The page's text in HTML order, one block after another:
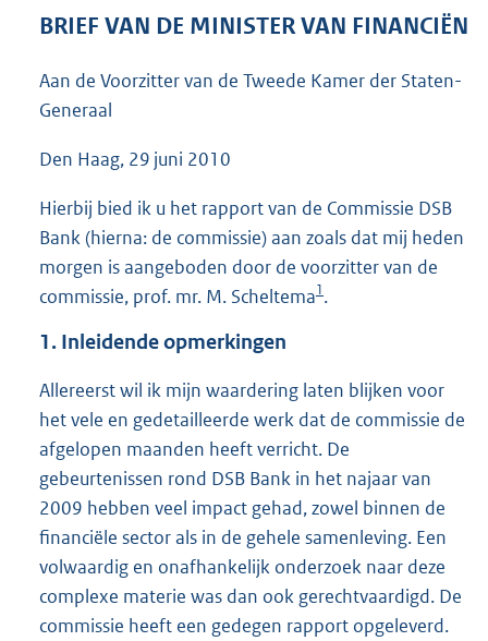
e
7
BRIEF VAN DE MINISTER VAN FINANCIËN
Aan de Voorzitter van de Tweede Kamer der Staten-
Generaal
Den Haag, 29 juni 2010
Hierbij bied ik u het rapport van de Commissie DSB
Bank (hierna: de commissie) aan zoals dat mij heden
morgen is aangeboden door de voorzitter van de
commissie, prof. mr. M. Scheltema1.
1. Inleidende opmerkingen
Allereerst wil ik mijn waardering laten blijken voor
het vele en gedetailleerde werk dat de commissie de
afgelopen maanden heeft verricht. De
gebeurtenissen rond DSB Bank in het najaar van
2009 hebben veel impact gehad, zowel binnen de
financiële sector als in de gehele samenleving. Een
volwaardig en onafhankelijk onderzoek naar deze
complexe materie was dan ook gerechtvaardigd. De
commissie heeft een gedegen rapport opgeleverd.